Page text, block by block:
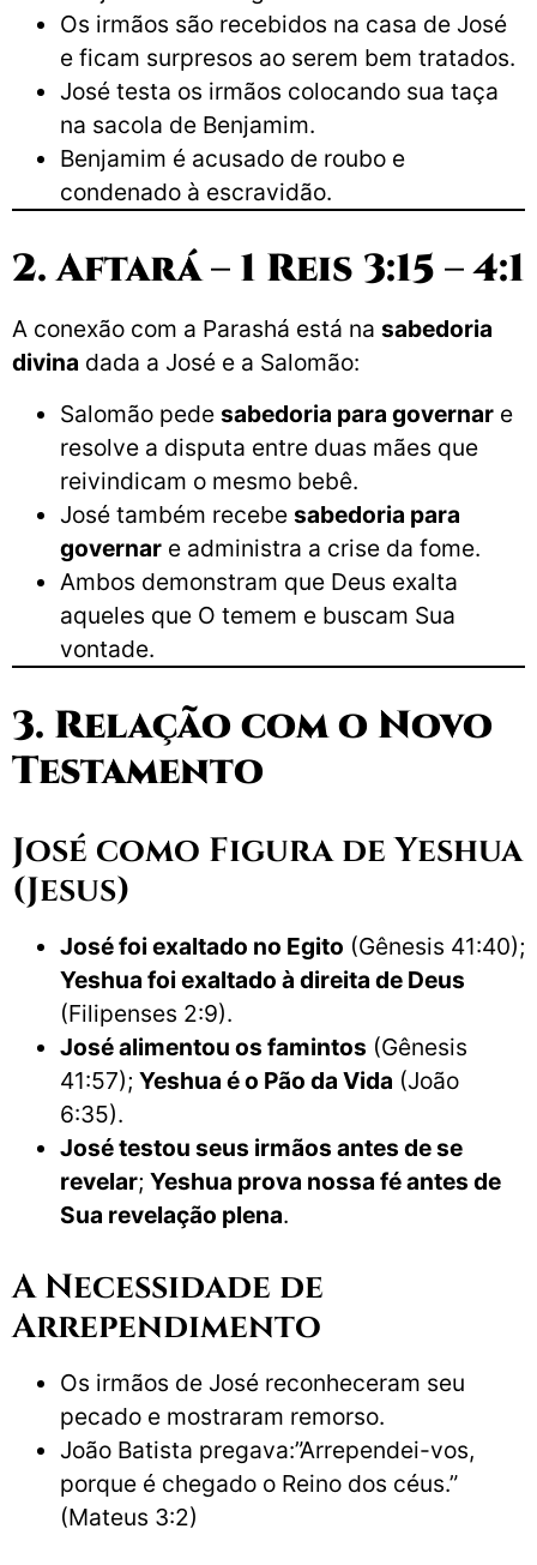
Os irmãos são recebidos na casa de José
e ficam surpresos ao serem bem tratados.
José testa os irmãos colocando sua taça
na sacola de Benjamim.
Benjamim é acusado de roubo e
condenado à escravidão.
2. Aftará – 1 Reis 3:15 – 4:1
A conexão com a Parashá está na sabedoria
divina dada a José e a Salomão:
Salomão pede sabedoria para governar e
resolve a disputa entre duas mães que
reivindicam o mesmo bebê.
José também recebe sabedoria para
governar e administra a crise da fome.
Ambos demonstram que Deus exalta
aqueles que O temem e buscam Sua
vontade.
3. Relação com o Novo
Testamento
José como Figura de Yeshua
(Jesus)
José foi exaltado no Egito (Gênesis 41:40);
Yeshua foi exaltado à direita de Deus
(Filipenses 2:9).
José alimentou os famintos (Gênesis
41:57); Yeshua é o Pão da Vida (João
6:35).
José testou seus irmãos antes de se
revelar; Yeshua prova nossa fé antes de
Sua revelação plena.
A Necessidade de
Arrependimento
Os irmãos de José reconheceram seu
pecado e mostraram remorso.
João Batista pregava:”Arrependei-vos,
porque é chegado o Reino dos céus.”
(Mateus 3:2)